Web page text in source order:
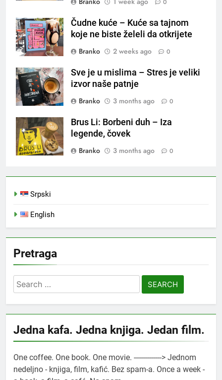
Čudne kuće – Kuće sa tajnom
koje ne biste želeli da otkrijete
Branko
2 weeks ago 0
Sve je u mislima – Stres je veliki
izvor naše patnje
Branko
3 months ago 0
Brus Li: Borbeni duh – Iza
legende, čovek
Branko
3 months ago 0
Srpski
English
Pretraga
Search
for:
Jedna kafa. Jedna knjiga. Jedan film.
One coffee. One book. One movie. --------------> Jednom
nedeljno - knjiga, film, kafić. Bez spam-a. Once a week -